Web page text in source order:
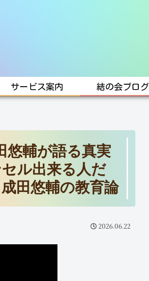
サービス案内 結の会ブログ
悠輔が語る真実
ル出来る人だ
田悠輔の教育論
2026.06.22